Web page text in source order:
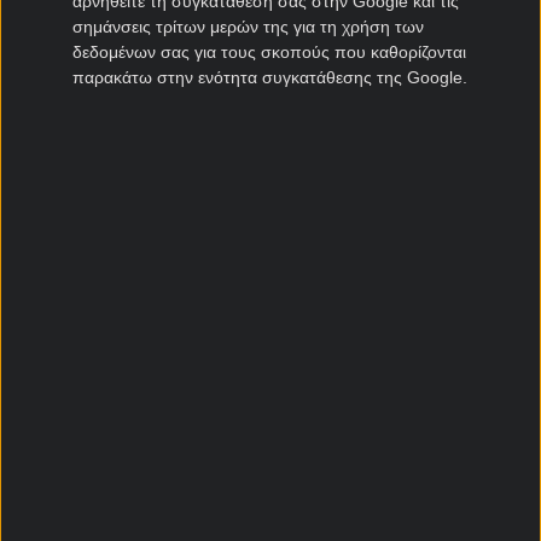
σημάνσεις τρίτων μερών της για τη χρήση των
δεδομένων σας για τους σκοπούς που καθορίζονται
παρακάτω στην ενότητα συγκατάθεσης της Google.